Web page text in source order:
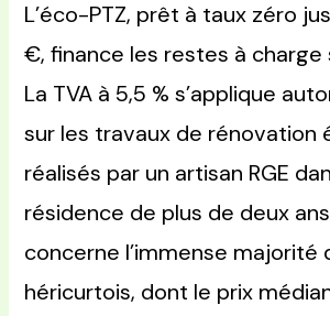
L’éco-PTZ, prêt à taux zéro
€, finance les restes à charge
La TVA à 5,5 % s’applique
sur les travaux de rénovation
réalisés par un artisan RGE
résidence de plus de deux
concerne l’immense majorité
héricurtois, dont le prix